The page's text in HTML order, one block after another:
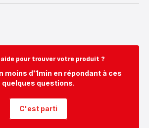
pour trouver votre produit ?
moins d'1min en répondant à ces
quelques questions.
C'est parti